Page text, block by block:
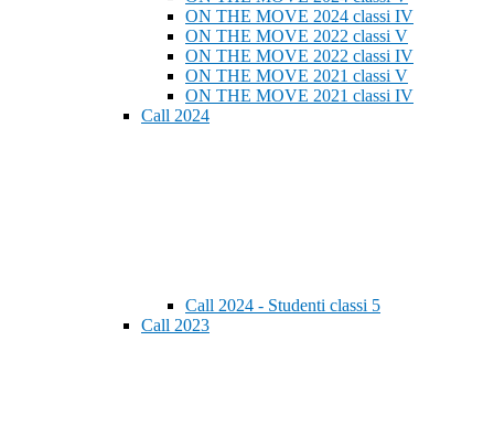
ON THE MOVE 2024 classi IV
ON THE MOVE 2022 classi V
ON THE MOVE 2022 classi IV
ON THE MOVE 2021 classi V
ON THE MOVE 2021 classi IV
Call 2024
Call 2024 - Studenti classi 5
Call 2023